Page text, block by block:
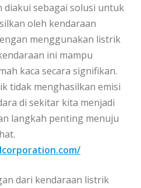
diakui sebagai solusi untuk
oleh kendaraan
menggunakan listrik
ini mampu
kaca secara signifikan.
tidak menghasilkan emisi
di sekitar kita menjadi
langkah penting menuju
dari kendaraan listrik